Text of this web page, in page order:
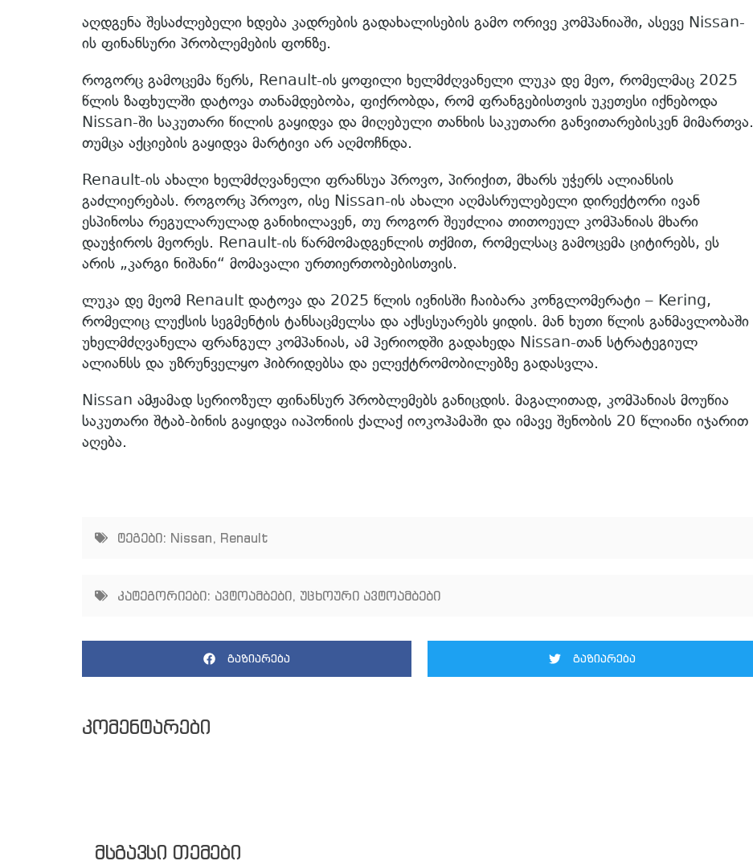
აღდგენა შესაძლებელი ხდება კადრების გადახალისების გამო ორივე კომპანიაში, ასევე Nissan-
ის ფინანსური პრობლემების ფონზე.
როგორც გამოცემა წერს, Renault-ის ყოფილი ხელმძღვანელი ლუკა დე მეო, რომელმაც 2025
წლის ზაფხულში დატოვა თანამდებობა, ფიქრობდა, რომ ფრანგებისთვის უკეთესი იქნებოდა
Nissan-ში საკუთარი წილის გაყიდვა და მიღებული თანხის საკუთარი განვითარებისკენ მიმართვა.
თუმცა აქციების გაყიდვა მარტივი არ აღმოჩნდა.
Renault-ის ახალი ხელმძღვანელი ფრანსუა პროვო, პირიქით, მხარს უჭერს ალიანსის
გაძლიერებას. როგორც პროვო, ისე Nissan-ის ახალი აღმასრულებელი დირექტორი ივან
ესპინოსა რეგულარულად განიხილავენ, თუ როგორ შეუძლია თითოეულ კომპანიას მხარი
დაუჭიროს მეორეს. Renault-ის წარმომადგენლის თქმით, რომელსაც გამოცემა ციტირებს, ეს
არის „კარგი ნიშანი“ მომავალი ურთიერთობებისთვის.
ლუკა დე მეომ Renault დატოვა და 2025 წლის ივნისში ჩაიბარა კონგლომერატი – Kering,
რომელიც ლუქსის სეგმენტის ტანსაცმელსა და აქსესუარებს ყიდის. მან ხუთი წლის განმავლობაში
უხელმძღვანელა ფრანგულ კომპანიას, ამ პერიოდში გადახედა Nissan-თან სტრატეგიულ
ალიანსს და უზრუნველყო ჰიბრიდებსა და ელექტრომობილებზე გადასვლა.
Nissan ამჟამად სერიოზულ ფინანსურ პრობლემებს განიცდის. მაგალითად, კომპანიას მოუწია
საკუთარი შტაბ-ბინის გაყიდვა იაპონიის ქალაქ იოკოჰამაში და იმავე შენობის 20 წლიანი იჯარით
აღება.
ტეგები: Nissan, Renault
კატეგორიები: ავტოამბები, უცხოური ავტოამბები
გაზიარება გაზიარება
კომენტარები
მსგავსი თემები